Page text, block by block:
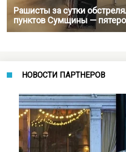
Рашисты за сутки
пунктов Сумщины —
НОВОСТИ ПАРТНЕРОВ